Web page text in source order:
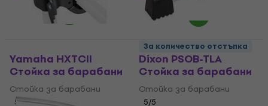
Yamaha HXTCII
Стойкa за барабани
Стойкa за барабани
5/5
Dixon PSOB-TLA
Стойкa за барабани
Стойкa за барабани
5/5
За количество отстъпка